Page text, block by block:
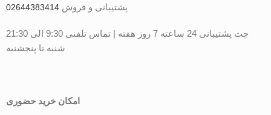
پشتیبانی و فروش 02644383414
چت پشتیبانی 24 ساعته 7 روز هفته | تماس تلفنی 9:30 الی 21:30
شنبه تا پنجشنبه
امکان خرید حضوری